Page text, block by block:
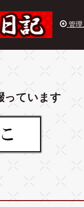
管理
っています